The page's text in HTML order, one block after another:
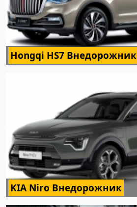
Hongqi HS7 Внедорожник
KIA Niro Внедорожник